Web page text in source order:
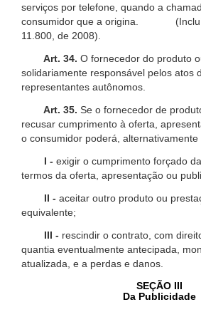
serviços por telefone, quando a
consumidor que a origina.
11.800, de 2008).
Art. 34. O fornecedor do produto
solidariamente responsável pelos atos
representantes autônomos.
Art. 35. Se o fornecedor de
recusar cumprimento à oferta,
o consumidor poderá,
I - exigir o cumprimento forçado
termos da oferta, apresentação ou
II - aceitar outro produto ou
equivalente;
III - rescindir o contrato, com
quantia eventualmente antecipada,
atualizada, e a perdas e danos.
SEÇÃO III
Da Publicidade